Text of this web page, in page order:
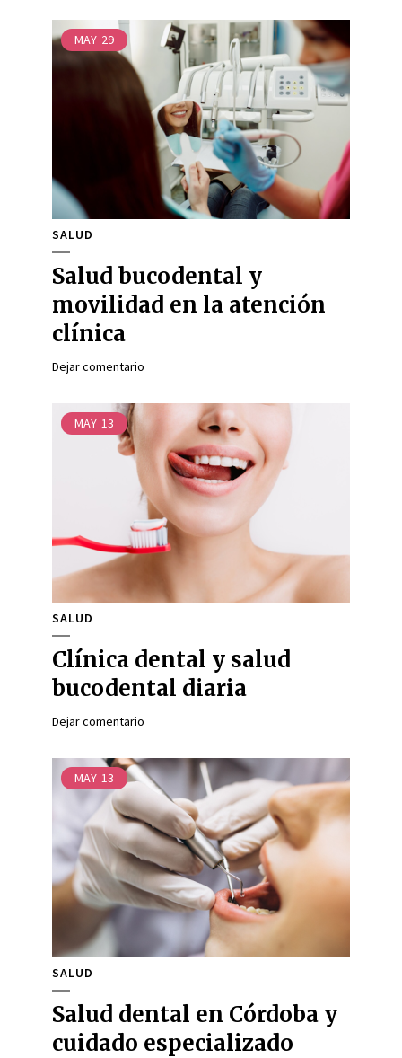
MAY 29
SALUD
Salud bucodental y
movilidad en la atención
clínica
Dejar comentario
MAY 13
SALUD
Clínica dental y salud
bucodental diaria
Dejar comentario
MAY 13
SALUD
Salud dental en Córdoba y
cuidado especializado